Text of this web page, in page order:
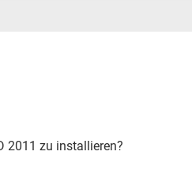
2011 zu installieren?